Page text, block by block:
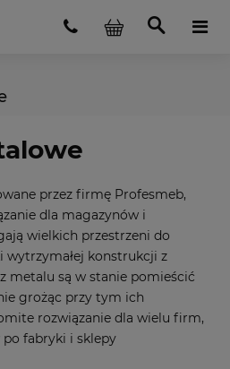
przez firmę Profesmeb,
dla magazynów i
wielkich przestrzeni do
wytrzymałej konstrukcji z
metalu są w stanie pomieścić
grożąc przy tym ich
rozwiązanie dla wielu firm,
fabryki i sklepy